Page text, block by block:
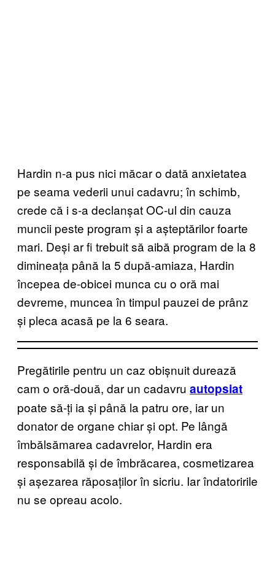
Hardin n-a pus nici măcar o dată anxietatea
pe seama vederii unui cadavru; în schimb,
crede că i s-a declanșat OC-ul din cauza
muncii peste program și a așteptărilor foarte
mari. Deși ar fi trebuit să aibă program de la 8
dimineața până la 5 după-amiaza, Hardin
începea de-obicei munca cu o oră mai
devreme, muncea în timpul pauzei de prânz
și pleca acasă pe la 6 seara.
Pregătirile pentru un caz obișnuit durează
cam o oră-două, dar un cadavru autopsiat
poate să-ți ia și până la patru ore, iar un
donator de organe chiar și opt. Pe lângă
îmbălsămarea cadavrelor, Hardin era
responsabilă și de îmbrăcarea, cosmetizarea
și așezarea răposaților în sicriu. Iar îndatoririle
nu se opreau acolo.